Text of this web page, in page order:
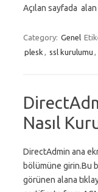
Açılan sayfada alan
Category: Genel
plesk , ssl kurulumu ,
Nasıl
DirectAdmin ana
bölümüne girin.Bu
görünen alana